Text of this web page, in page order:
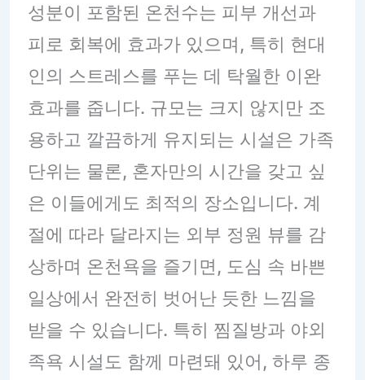
성분이 포함된 온천수는 피부 개선과
피로 회복에 효과가 있으며, 특히 현대
인의 스트레스를 푸는 데 탁월한 이완
효과를 줍니다. 규모는 크지 않지만 조
용하고 깔끔하게 유지되는 시설은 가족
단위는 물론, 혼자만의 시간을 갖고 싶
은 이들에게도 최적의 장소입니다. 계
절에 따라 달라지는 외부 정원 뷰를 감
상하며 온천욕을 즐기면, 도심 속 바쁜
일상에서 완전히 벗어난 듯한 느낌을
받을 수 있습니다. 특히 찜질방과 야외
족욕 시설도 함께 마련돼 있어, 하루 종